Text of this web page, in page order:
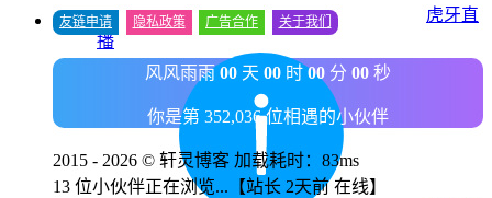
虎牙直
播
友链申请 隐私政策 广告合作 关于我们
风风雨雨 00 天 00 时 00 分 00 秒
你是第 352,036 位相遇的小伙伴
2015 - 2026 © 轩灵博客 加载耗时：83ms
13 位小伙伴正在浏览... 【站长 2天前 在线】